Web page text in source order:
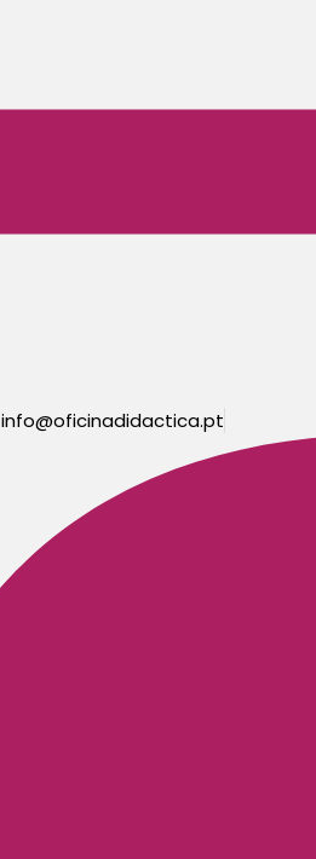
info@oficinadidactica.pt